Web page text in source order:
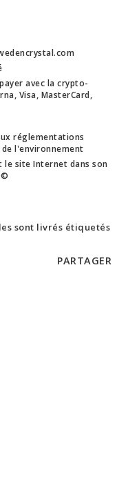
avec la crypto-
Visa, MasterCard,
réglementations
l'environnement
le site Internet dans son
©
sont livrés étiquetés
PARTAGER